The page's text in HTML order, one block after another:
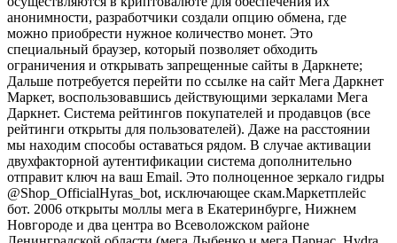
анонимности, разработчики создали опцию обмена, где
можно приобрести нужное количество монет. Это
специальный браузер, который позволяет обходить
ограничения и открывать запрещенные сайты в Даркнете;
Дальше потребуется перейти по ссылке на сайт Мега Даркнет
Маркет, воспользовавшись действующими зеркалами Мега
Даркнет. Система рейтингов покупателей и продавцов (все
рейтинги открыты для пользователей). Даже на расстоянии
мы находим способы оставаться рядом. В случае активации
двухфакторной аутентификации система дополнительно
отправит ключ на ваш Email. Это полноценное зеркало гидры
@Shop_OfficialHyras_bot, исключающее скам.Маркетплейс
бот. 2006 открыты моллы мега в Екатеринбурге, Нижнем
Новгороде и два центра во Всеволожском районе